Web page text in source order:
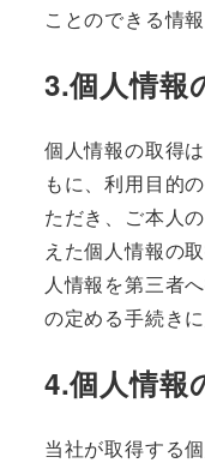
ことのできる情
3.個人情報
個人情報の取得
もに、利用目的
ただき、ご本人
えた個人情報の
人情報を第三者
の定める手続き
4.個人情報
当社が取得する